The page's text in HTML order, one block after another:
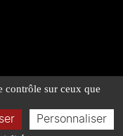
contrôle sur ceux que
Personnaliser